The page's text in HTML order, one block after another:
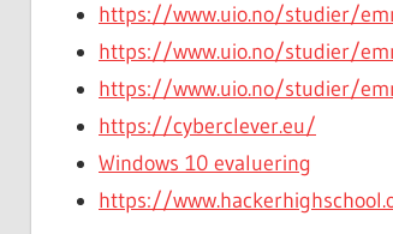
https://www.uio.no/studier/
https://www.uio.no/studier/
https://www.uio.no/studier/
https://cyberclever.eu/
Windows 10 evaluering
https://